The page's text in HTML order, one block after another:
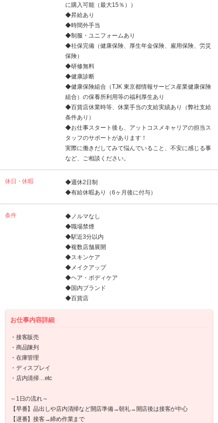
に購入可能（最大15％））
◆昇給あり
◆時間外手当
◆制服・ユニフォームあり
◆社保完備（健康保険、厚生年金保険、雇用保険、労災
保険）
◆研修無料
◆健康診断
◆健康保険組合（TJK 東京都情報サービス産業健康保険
組合）の保養所利用等の福利厚生あり
◆百貨店休業時等、休業手当の支給実績あり（弊社支給
条件あり）
◆お仕事スタート後も、アットコスメキャリアの担当ス
タッフのサポートがあります！
実際に働きだしてみて悩んでいること、不安に感じる事
など、ご相談ください。
休日・休暇
◆週休2日制
◆有給休暇あり（6ヶ月後に付与）
条件
◆ノルマなし
◆職場禁煙
◆駅近3分以内
◆複数店舗展開
◆スキンケア
◆メイクアップ
◆ヘア・ボディケア
◆国内ブランド
◆百貨店
お仕事内容詳細
・接客販売
・商品陳列
・在庫管理
・ディスプレイ
・店内清掃…etc
～1日の流れ～
【早番】品出しや店内清掃など開店準備→朝礼→開店後は接客が中心
【遅番】接客→締め作業まで